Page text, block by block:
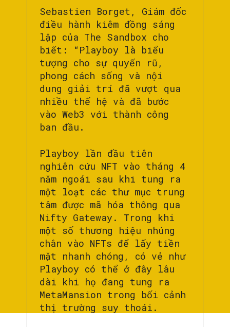
Sebastien Borget, Giám đốc
điều hành kiêm đồng sáng
lập của The Sandbox cho
biết: “Playboy là biểu
tượng cho sự quyến rũ,
phong cách sống và nội
dung giải trí đã vượt qua
nhiều thế hệ và đã bước
vào Web3 với thành công
ban đầu.
Playboy lần đầu tiên
nghiên cứu NFT vào tháng 4
năm ngoái sau khi tung ra
một loạt các thư mục trung
tâm được mã hóa thông qua
Nifty Gateway. Trong khi
một số thương hiệu nhúng
chân vào NFTs để lấy tiền
mặt nhanh chóng, có vẻ như
Playboy có thể ở đây lâu
dài khi họ đang tung ra
MetaMansion trong bối cảnh
thị trường suy thoái.